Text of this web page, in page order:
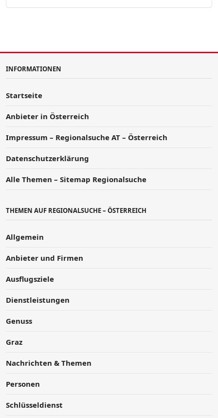
INFORMATIONEN
Startseite
Anbieter in Österreich
Impressum – Regionalsuche AT – Österreich
Datenschutzerklärung
Alle Themen – Sitemap Regionalsuche
THEMEN AUF REGIONALSUCHE – ÖSTERREICH
Allgemein
Anbieter und Firmen
Ausflugsziele
Dienstleistungen
Genuss
Graz
Nachrichten & Themen
Personen
Schlüsseldienst